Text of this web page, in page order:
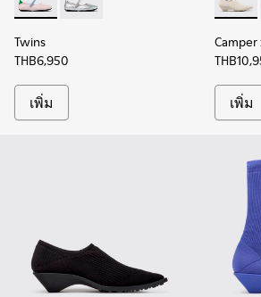
Twins - K201968-003 - รองเท้าบัลเ
Twins - K201968-006 - รองเ
Twins
THB6,950
เพิ่ม
Camper
เพิ่ม